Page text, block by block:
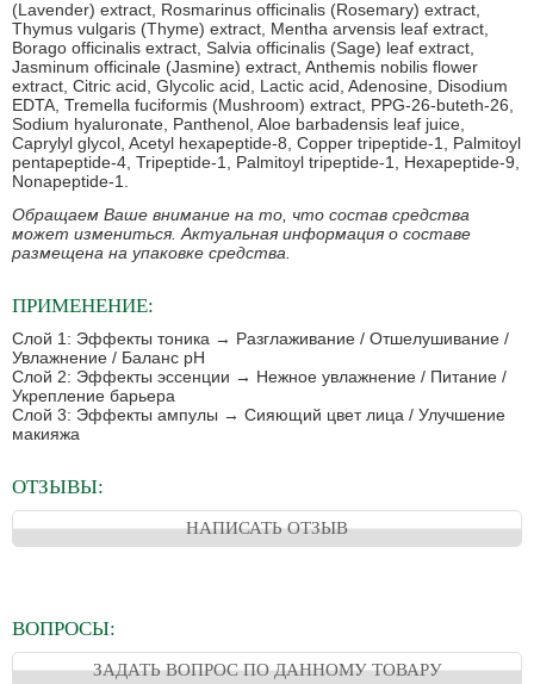
(Lavender) extract, Rosmarinus officinalis (Rosemary) extract,
Thymus vulgaris (Thyme) extract, Mentha arvensis leaf extract,
Borago officinalis extract, Salvia officinalis (Sage) leaf extract,
Jasminum officinale (Jasmine) extract, Anthemis nobilis flower
extract, Citric acid, Glycolic acid, Lactic acid, Adenosine, Disodium
EDTA, Tremella fuciformis (Mushroom) extract, PPG-26-buteth-26,
Sodium hyaluronate, Panthenol, Aloe barbadensis leaf juice,
Caprylyl glycol, Acetyl hexapeptide-8, Copper tripeptide-1, Palmitoyl
pentapeptide-4, Tripeptide-1, Palmitoyl tripeptide-1, Hexapeptide-9,
Nonapeptide-1.
Обращаем Ваше внимание на то, что состав средства
может измениться. Актуальная информация о составе
размещена на упаковке средства.
ПРИМЕНЕНИЕ:
Слой 1: Эффекты тоника → Разглаживание / Отшелушивание /
Увлажнение / Баланс pH
Слой 2: Эффекты эссенции → Нежное увлажнение / Питание /
Укрепление барьера
Слой 3: Эффекты ампулы → Сияющий цвет лица / Улучшение
макияжа
ОТЗЫВЫ:
НАПИСАТЬ ОТЗЫВ
ВОПРОСЫ:
ЗАДАТЬ ВОПРОС ПО ДАННОМУ ТОВАРУ